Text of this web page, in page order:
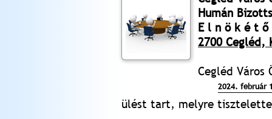
Humán
E l n ö k é t ő
2700 Cegléd,
Cegléd Város
2024. február
ülést tart, melyre